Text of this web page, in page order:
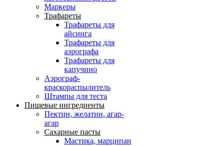
Маркеры
Трафареты
Трафареты для
айсинга
Трафареты для
аэрографа
Трафареты для
капучино
Аэрограф-
краскораспылитель
Штампы для теста
Пищевые ингредиенты
Пектин, желатин, агар-
агар
Сахарные пасты
Мастика, марципан